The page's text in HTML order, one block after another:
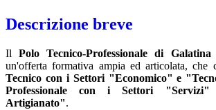
Descrizione breve
IlPolo Tecnico-Professionale di Galatina
un'offerta formativa ampia ed articolata, che
Tecnico con i Settori "Economico" e
Professionale con i Settori
Artigianato".